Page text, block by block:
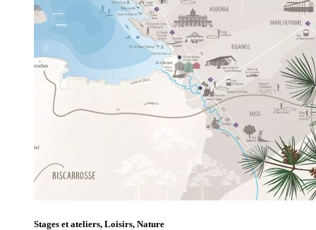
Stages et ateliers, Loisirs, Nature